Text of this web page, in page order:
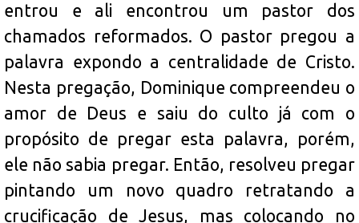
entrou e ali encontrou um pastor dos
chamados reformados. O pastor pregou a
palavra expondo a centralidade de Cristo.
Nesta pregação, Dominique compreendeu o
amor de Deus e saiu do culto já com o
propósito de pregar esta palavra, porém,
ele não sabia pregar. Então, resolveu pregar
pintando um novo quadro retratando a
crucificação de Jesus, mas colocando no